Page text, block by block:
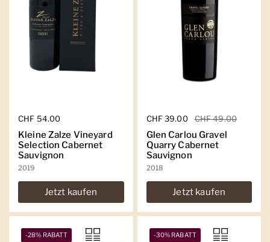
Regulärer Preis
CHF 54.00
Kleine Zalze Vineyard
Selection Cabernet
Sauvignon
2019
Jetzt kaufen
Regulärer Preis
CHF 39.00 Sale-Preis
CHF 49.00
Glen Carlou Gravel
Quarry Cabernet
Sauvignon
2018
Jetzt kaufen
-28% RABATT -30% RABATT